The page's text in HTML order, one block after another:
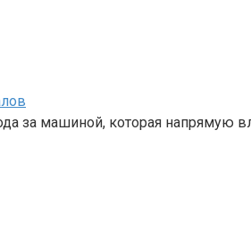
за машиной, которая напрямую